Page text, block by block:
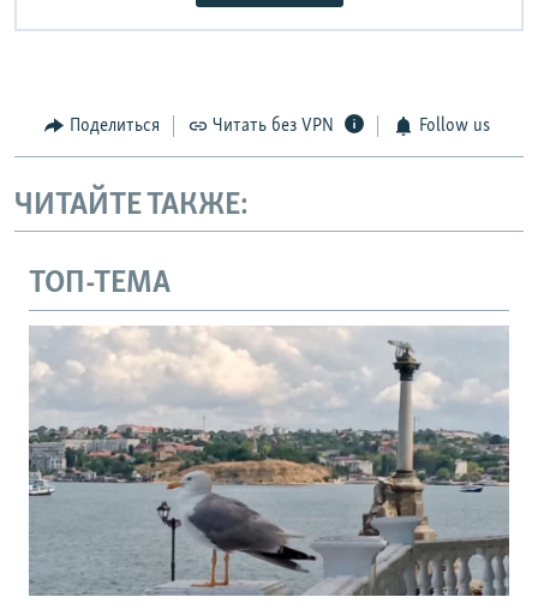
Поделиться Читать без VPN Follow us
ЧИТАЙТЕ ТАКЖЕ:
ТОП-ТЕМА